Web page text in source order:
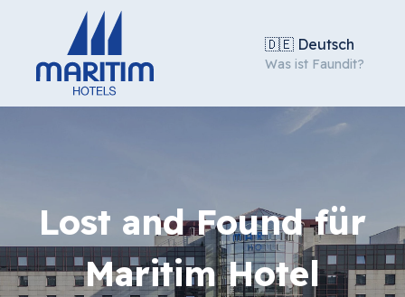
🇩🇪 Deutsch
Was ist Faundit?
Lost and Found für
Maritim Hotel